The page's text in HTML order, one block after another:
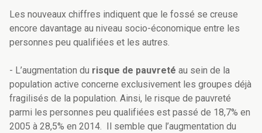
Les nouveaux chiffres indiquent que le fossé se creuse
encore davantage au niveau socio-économique entre les
personnes peu qualifiées et les autres.
- L’augmentation du risque de pauvreté au sein de la
population active concerne exclusivement les groupes déjà
fragilisés de la population. Ainsi, le risque de pauvreté
parmi les personnes peu qualifiées est passé de 18,7% en
2005 à 28,5% en 2014. Il semble que l’augmentation du